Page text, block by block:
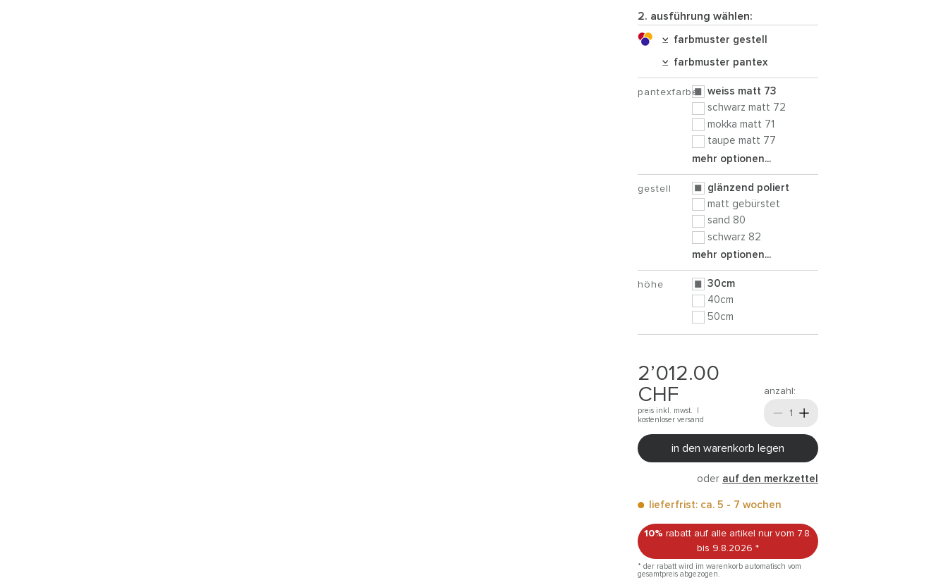
2. ausführung wählen:
farbmuster gestell
farbmuster pantex
pantexfarbe
weiss matt 73
schwarz matt 72
mokka matt 71
taupe matt 77
mehr optionen...
gestell
glänzend poliert
matt gebürstet
sand 80
schwarz 82
mehr optionen...
höhe
30cm
40cm
50cm
2’012.00
CHF
preis inkl. mwst. |
kostenloser versand
anzahl:
in den warenkorb legen
oder auf den merkzettel
lieferfrist: ca. 5 - 7 wochen
10% rabatt auf alle artikel nur vom 7.8.
bis 9.8.2026 *
* der rabatt wird im warenkorb automatisch vom
gesamtpreis abgezogen.